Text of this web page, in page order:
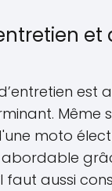
et
est
Même
moto
faut aussi